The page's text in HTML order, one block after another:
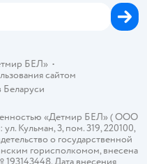
БЕЛ»•
сайтом
Беларуси
«Детмир БЕЛ» ( ООО
Кульман, 3, пом. 319, 220100,
о государственной
горисполкомом, внесена